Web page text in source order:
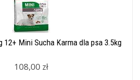
12+ Mini Sucha Karma dla psa 3.5kg
108,00 zł